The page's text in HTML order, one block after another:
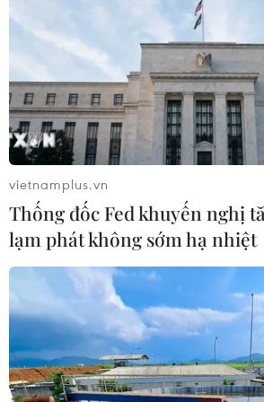
Đề xuất đầu tư mở rộng
các đoạn tuyến cao tốc
Bắc-Nam theo phương
thức PPP
Các đoạn tuyến Dự án cao tốc
đầu tư mở rộng theo phương thức
thiểu gánh nặng cho ngân sách
Trả lời về đề xuất thực hiện
Dự án cao tốc Bắc-Nam phía
thức PPP, ông Nguyễn Quang
đốc Tập đoàn Đèo Cả cho biết
thuận làm nhà đầu tư đề xuất
sẽ nghiên cứu cụ thể phương
bị các nguồn lực.
vietnamplus.vn
Thống đốc Fed khuyến nghị
lạm phát không sớm hạ nhiệt